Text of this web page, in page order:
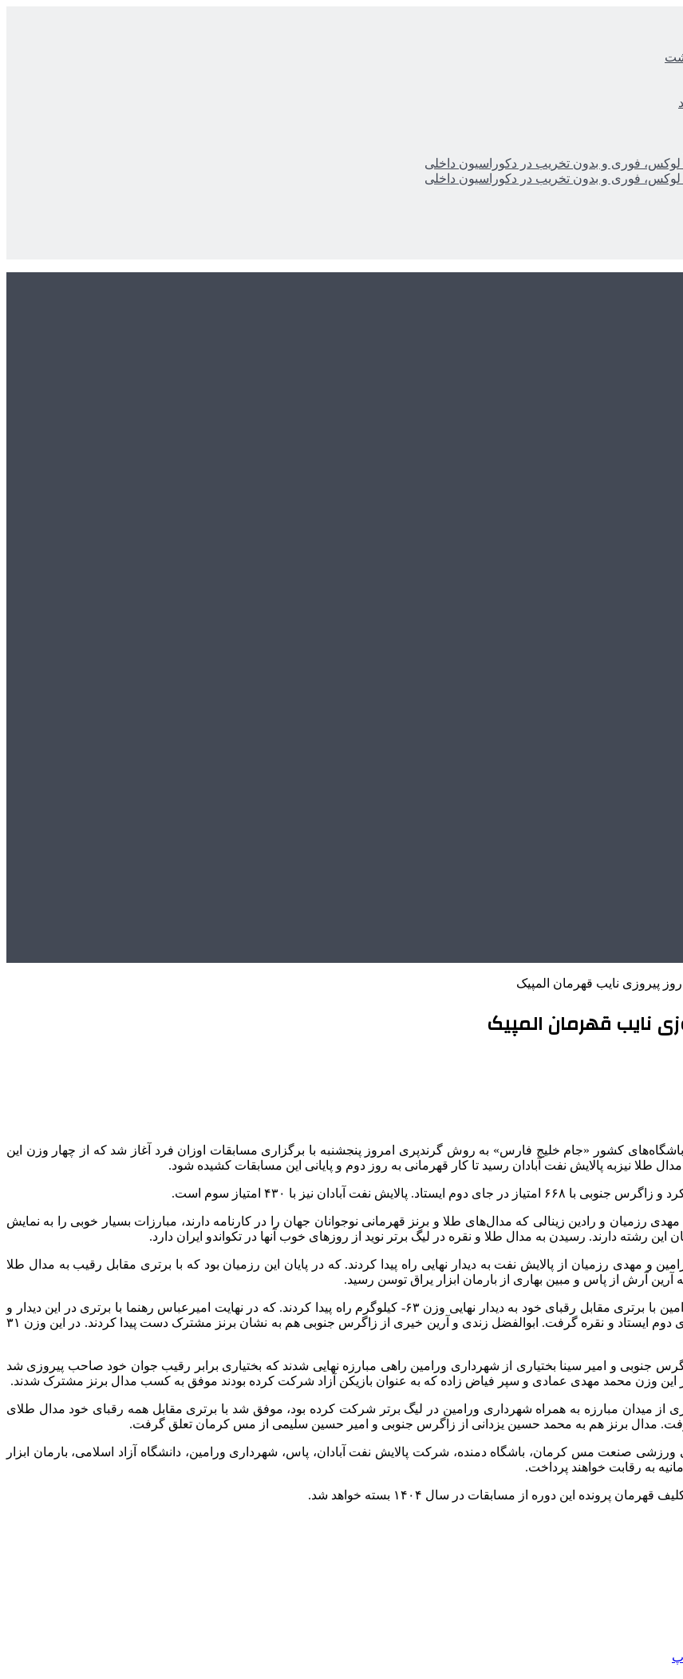
لوکس، فوری و بدون تخریب در دکوراسیون داخلی
لوکس، فوری و بدون تخریب در دکوراسیون داخلی
پیروزی نایب قهرمان المپیک
نایب قهرمان المپیک
باشگاه‌های کشور «جام خلیج فارس» به روش گرندپری امروز پنجشنبه با برگزاری مسابقات اوزان فرد آغاز شد که از چهار وزن این
طلا نیزبه پالایش نفت آبادان رسید تا کار قهرمانی به روز دوم و پایانی این مسابقات کشیده شود.
مهدی رزمیان و رادین زینالی که مدال‌های طلا و برنز قهرمانی نوجوانان جهان را در کارنامه دارند، مبارزات بسیار خوبی را به نمایش
رشته دارند. رسیدن به مدال طلا و نقره در لیگ برتر نوید از روزهای خوب آنها در تکواندو ایران دارد.
زاده از شهرداری ورامین و مهدی رزمیان از پالایش نفت به دیدار نهایی راه پیدا کردند. که در پایان این رزمیان بود که با برتری مقابل رقیب به مدال طلا
آرش از پاس و مبین بهاری از بارمان ابزار یراق توسن رسید.
امیرعباس رهنما و علی اصغر علی مرادیان دو تکواندوکار تیم شهرداری ورامین با برتری مقابل رقبای خود به دیدار نهایی وزن ۶۳- کیلوگرم راه پیدا کردند. که در نهایت امیرعباس رهنما با برتری در این دیدار و
کسب مدال طلا مبارزات خوب امروز خود را کامل کرد. مرادیان روی سکوی دوم ایستاد و نقره گرفت. ابوالفضل زندی و آرین خیری از زاگرس جنوبی هم به نشان برنز مشترک دست پیدا کردند. در این وزن ۳۱
رادین زینالی از زاگرس جنوبی و امیر سینا بختیاری از شهرداری ورامین راهی مبارزه نهایی شدند که بختیاری برابر رقیب جوان خود صاحب پیروزی شد
وزن محمد مهدی عمادی و سپر فیاض زاده که به عنوان بازیکن آزاد شرکت کرده بودند موفق به کسب مدال برنز مشترک شدند.
۲۰۲۴ پاریس که بعد از چند ماه دوری از میدان مبارزه به همراه شهرداری ورامین در لیگ برتر شرکت کرده بود، موفق شد با برتری مقابل همه رقبای خود مدال طلای
به عنوان بازیکن آزاد و ۹ تیم باشگاه فرهنگی ورزشی صنعت مس کرمان، باشگاه دمنده، شرکت پالایش نفت آبادان، پاس، شهرداری ورامین، دانشگاه آزاد اسلامی، بارمان ابزار
به رقابت خواهند پرداخت.
این دوره از مسابقات در سال ۱۴۰۴ بسته خواهد شد.